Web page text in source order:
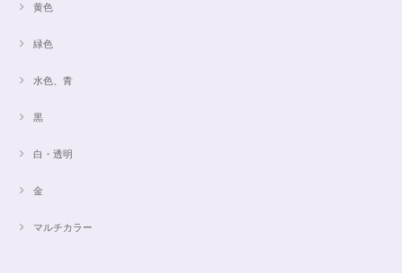
黄色
緑色
水色、青
黒
白・透明
金
マルチカラー